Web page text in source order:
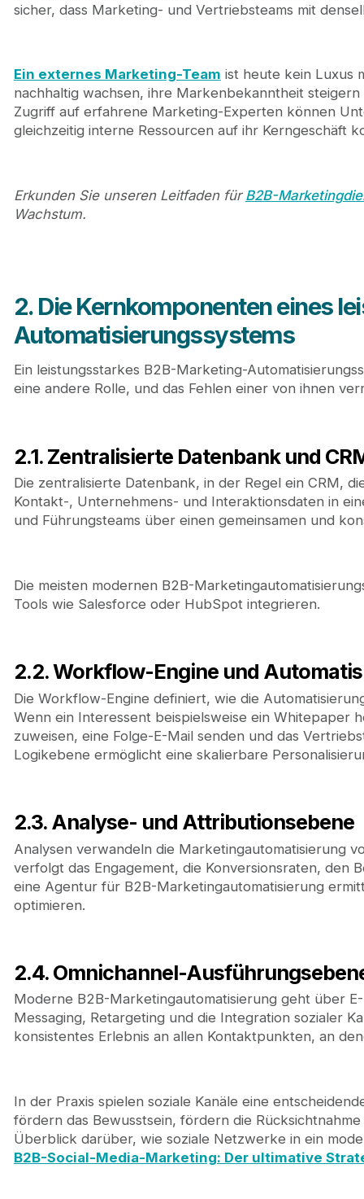
sicher, dass Marketing- und Vertriebsteams mit
Ein externes Marketing-Team ist heute kein Luxus
nachhaltig wachsen, ihre Markenbekanntheit
Zugriff auf erfahrene Marketing-Experten können
gleichzeitig interne Ressourcen auf ihr Kerngeschäft
Erkunden Sie unseren Leitfaden für B2B-
Wachstum.
2. Die Kernkomponenten eines
Automatisierungssystems
Ein leistungsstarkes B2B-Marketing-
eine andere Rolle, und das Fehlen einer von ihnen
2.1. Zentralisierte Datenbank und
Die zentralisierte Datenbank, in der Regel ein CRM,
Kontakt-, Unternehmens- und Interaktionsdaten in
und Führungsteams über einen gemeinsamen und
Die meisten modernen B2B-
Tools wie Salesforce oder HubSpot integrieren.
2.2. Workflow-Engine und
Die Workflow-Engine definiert, wie die
Wenn ein Interessent beispielsweise ein Whitepaper
zuweisen, eine Folge-E-Mail senden und das
Logikebene ermöglicht eine skalierbare
2.3. Analyse- und Attributionsebene
Analysen verwandeln die Marketingautomatisierung
verfolgt das Engagement, die Konversionsraten, den
eine Agentur für B2B-Marketingautomatisierung
optimieren.
2.4. Omnichannel-
Moderne B2B-Marketingautomatisierung geht über
Messaging, Retargeting und die Integration sozialer
konsistentes Erlebnis an allen Kontaktpunkten, an
In der Praxis spielen soziale Kanäle eine
fördern das Bewusstsein, fördern die
Überblick darüber, wie soziale Netzwerke in ein
B2B-Social-Media-Marketing: Der ultimative